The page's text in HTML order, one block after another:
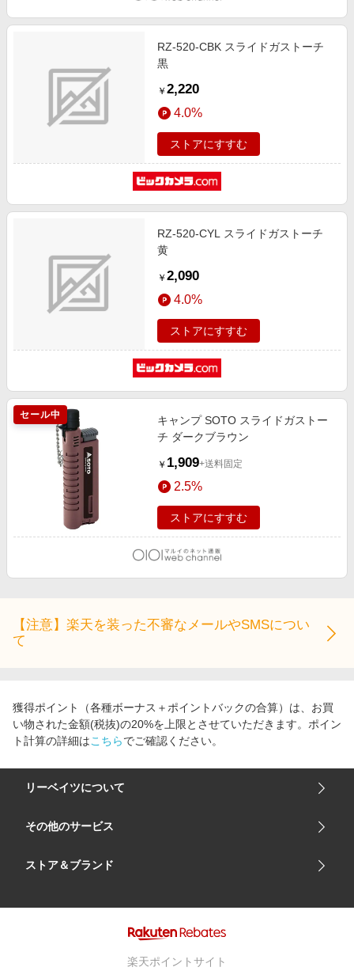
RZ-520-CBK スライドガストーチ
黒
￥ 2,220
4.0%
ストアにすすむ
RZ-520-CYL スライドガストーチ
黄
￥ 2,090
4.0%
ストアにすすむ
セール中
キャンプ SOTO スライドガストー
チ ダークブラウン
￥ 1,909+送料固定
2.5%
ストアにすすむ
【注意】楽天を装った不審なメールやSMSについ
て
獲得ポイント（各種ボーナス＋ポイントバックの合算）は、お買
い物された金額(税抜)の20%を上限とさせていただきます。ポイン
ト計算の詳細はこちらでご確認ください。
リーベイツについて
会社概要
サイトマップ
リーベイツ ポイントアシスト
その他のサービス
楽天市場
ストア＆ブランド
楽天ポイントサイト